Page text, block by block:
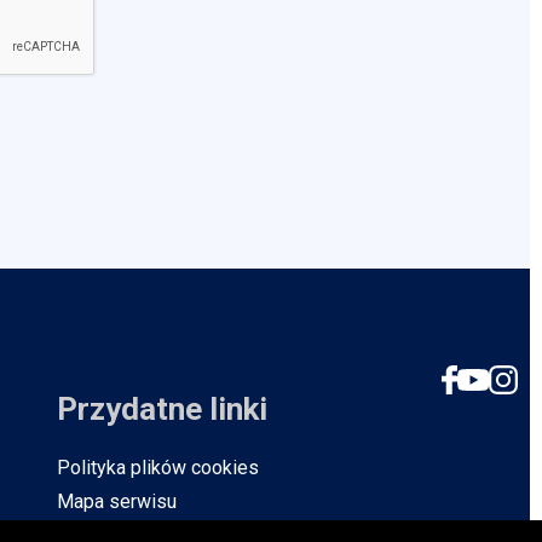
Przydatne linki
Polityka plików cookies
Mapa serwisu
Social